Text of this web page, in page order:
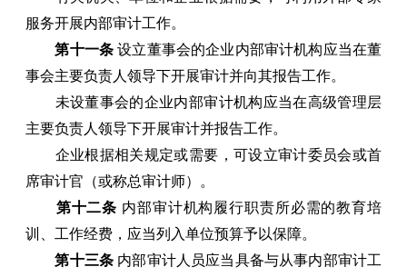
服务开展内部审计工作。
第十一条 设立董事会的企业内部审计机构应当在董
事会主要负责人领导下开展审计并向其报告工作。
未设董事会的企业内部审计机构应当在高级管理层
主要负责人领导下开展审计并报告工作。
企业根据相关规定或需要，可设立审计委员会或首
席审计官（或称总审计师）。
第十二条 内部审计机构履行职责所必需的教育培
训、工作经费，应当列入单位预算予以保障。
第十三条 内部审计人员应当具备与从事内部审计工